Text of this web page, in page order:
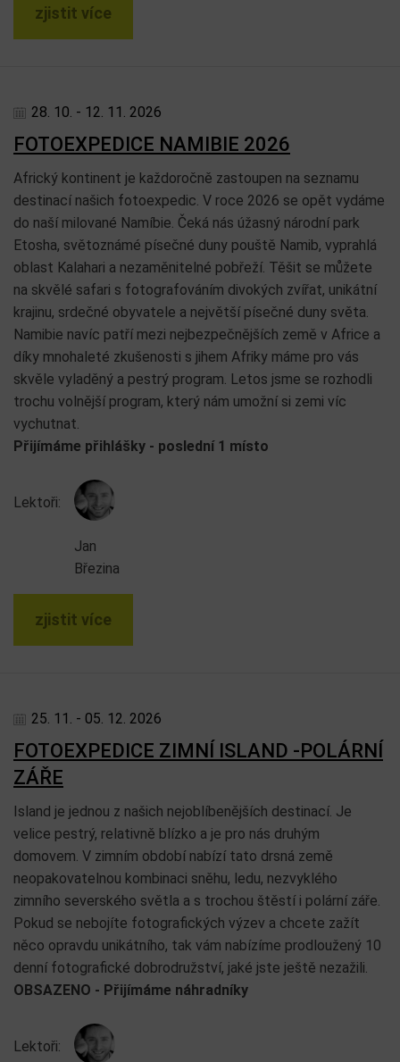
zjistit více
28. 10. - 12. 11. 2026
FOTOEXPEDICE NAMIBIE 2026
Africký kontinent je každoročně zastoupen na seznamu
destinací našich fotoexpedic. V roce 2026 se opět vydáme
do naší milované Namíbie. Čeká nás úžasný národní park
Etosha, světoznámé písečné duny pouště Namib, vyprahlá
oblast Kalahari a nezaměnitelné pobřeží. Těšit se můžete
na skvělé safari s fotografováním divokých zvířat, unikátní
krajinu, srdečné obyvatele a největší písečné duny světa.
Namibie navíc patří mezi nejbezpečnějších země v Africe a
díky mnohaleté zkušenosti s jihem Afriky máme pro vás
skvěle vyladěný a pestrý program. Letos jsme se rozhodli
trochu volnější program, který nám umožní si zemi víc
vychutnat.
Přijímáme přihlášky - poslední 1 místo
Lektoři:
Jan
Březina
zjistit více
25. 11. - 05. 12. 2026
FOTOEXPEDICE ZIMNÍ ISLAND -POLÁRNÍ
ZÁŘE
Island je jednou z našich nejoblíbenějších destinací. Je
velice pestrý, relativně blízko a je pro nás druhým
domovem. V zimním období nabízí tato drsná země
neopakovatelnou kombinaci sněhu, ledu, nezvyklého
zimního severského světla a s trochou štěstí i polární záře.
Pokud se nebojíte fotografických výzev a chcete zažít
něco opravdu unikátního, tak vám nabízíme prodloužený 10
denní fotografické dobrodružství, jaké jste ještě nezažili.
OBSAZENO - Přijímáme náhradníky
Lektoři: